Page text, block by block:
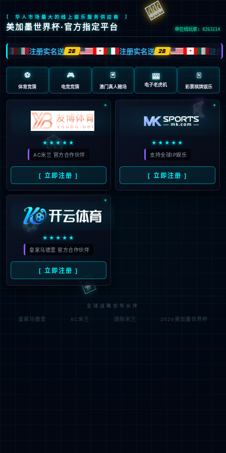
您所请求的网页不存在或被删除 点击这里返回上一步